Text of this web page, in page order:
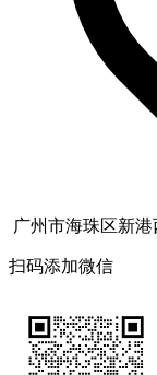
广州市海珠区新
扫码添加微信